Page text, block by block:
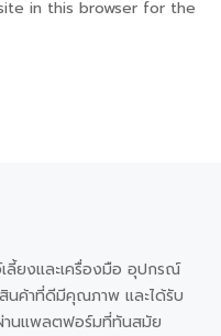
in this browser for the
ลี้ยงและเครื่องมือ อุปกรณ์
นค้าที่ดีมีคุณภาพ และได้รับ
ผ่านแพลตฟอร์มที่ทันสมัย